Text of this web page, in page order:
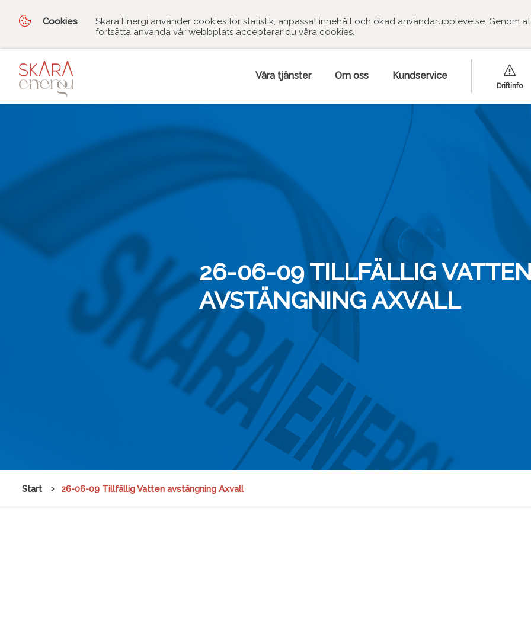
Cookies
Skara Energi använder cookies för statistik, anpassat innehåll och ökad användarupplevelse. Genom
fortsätta använda vår webbplats accepterar du våra cookies.
Våra tjänster Om oss Kundservice
Driftinfo
26-06-09 TILLFÄLLIG
AVSTÄNGNING AXVALL
Start 26-06-09 Tillfällig Vatten avstängning Axvall